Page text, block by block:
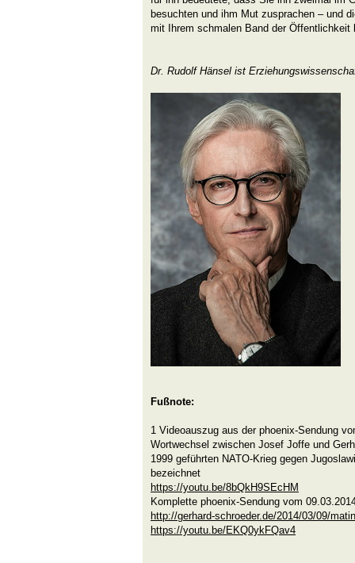
besuchten und ihm Mut zusprachen – und
mit Ihrem schmalen Band der Öffentlichkeit
Dr. Rudolf Hänsel ist
Fußnote:
1 Videoauszug aus der phoenix-Sendung
Wortwechsel zwischen Josef Joffe und
1999 geführten NATO-Krieg gegen
bezeichnet
https://youtu.be/8bQkH9SEcHM
Komplette phoenix-Sendung vom
http://gerhard-schroeder.de/2014/03/09/
https://youtu.be/EKQ0ykFQav4